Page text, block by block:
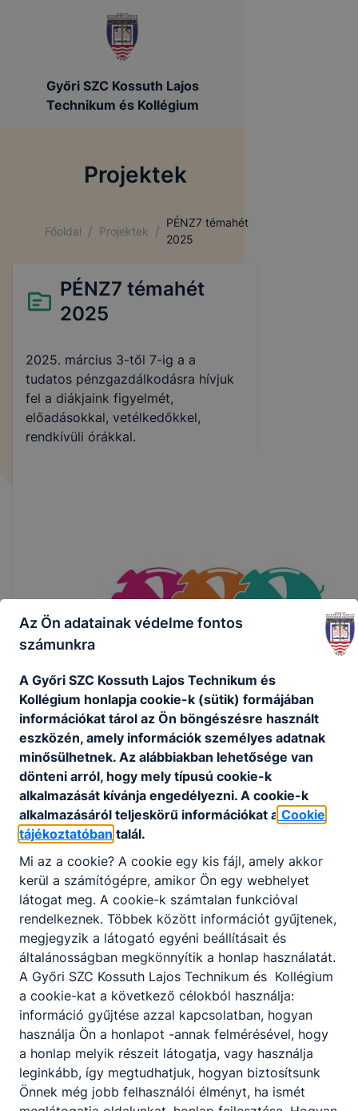
Győri SZC Kossuth Lajos
Technikum és Kollégium
Projektek
Főoldal / Projektek /
PÉNZ7 témahét
2025
PÉNZ7 témahét
2025
2025. március 3-től 7-ig a a
tudatos pénzgazdálkodásra hívjuk
fel a diákjaink figyelmét,
előadásokkal, vetélkedőkkel,
rendkívüli órákkal.
https://gyor-kossuth.cms.intezmeny.edir.hu/uploads/
Partnereink
Az Ön adatainak védelme fontos
számunkra
A Győri SZC Kossuth Lajos Technikum és
Kollégium honlapja cookie-k (sütik) formájában
információkat tárol az Ön böngészésre használt
eszközén, amely információk személyes adatnak
minősülhetnek. Az alábbiakban lehetősége van
dönteni arról, hogy mely típusú cookie-k
alkalmazását kívánja engedélyezni. A cookie-k
alkalmazásáról teljeskörű információkat a Cookie
tájékoztatóban talál.
Mi az a cookie? A cookie egy kis fájl, amely akkor
kerül a számítógépre, amikor Ön egy webhelyet
látogat meg. A cookie-k számtalan funkcióval
rendelkeznek. Többek között információt gyűjtenek,
megjegyzik a látogató egyéni beállításait és
általánosságban megkönnyítik a honlap használatát.
A Győri SZC Kossuth Lajos Technikum és Kollégium
a cookie-kat a következő célokból használja:
információ gyűjtése azzal kapcsolatban, hogyan
használja Ön a honlapot -annak felmérésével, hogy
a honlap melyik részeit látogatja, vagy használja
leginkább, így megtudhatjuk, hogyan biztosítsunk
Önnek még jobb felhasználói élményt, ha ismét